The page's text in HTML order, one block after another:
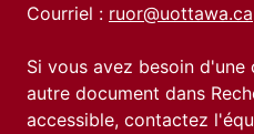
Courriel : ruor@uottawa.ca
Si vous avez besoin
autre document dans
accessible, contactez